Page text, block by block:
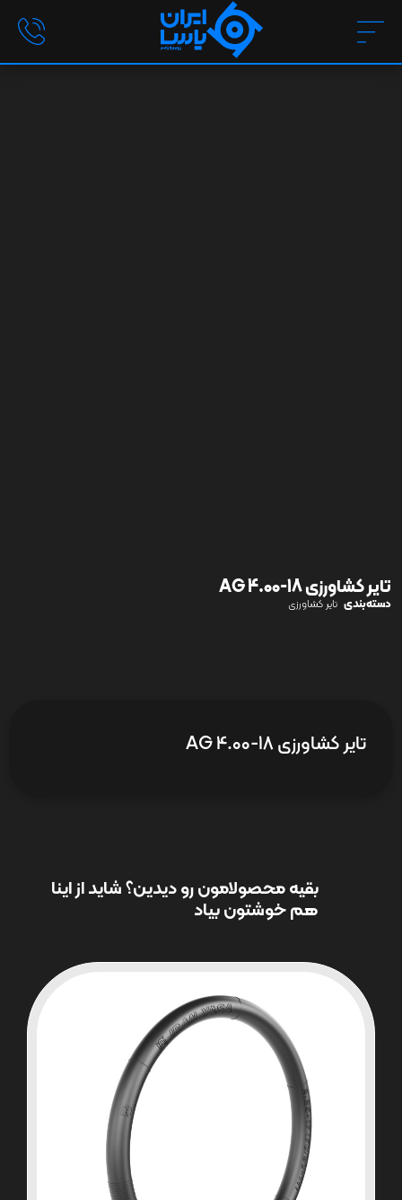
تایر کشاورزی AG 4.00-18
دسته‌بندی تایر کشاورزی
تایر کشاورزی AG 4.00-18
بقیه محصولامون رو دیدین؟ شاید از اینا
هم خوشتون بیاد